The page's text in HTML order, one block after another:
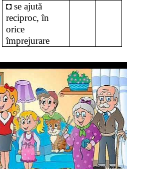
◘ se ajută
reciproc, în
orice
împrejurare